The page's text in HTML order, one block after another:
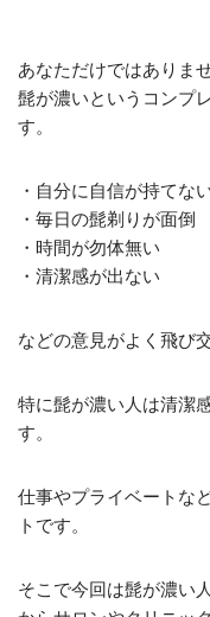
あなただけではありませ
髭が濃いというコンプ
す。
・自分に自信が持てな
・毎日の髭剃りが面倒
・時間が勿体無い
・清潔感が出ない
などの意見がよく飛び
特に髭が濃い人は清潔
す。
仕事やプライベートな
トです。
そこで今回は髭が濃い